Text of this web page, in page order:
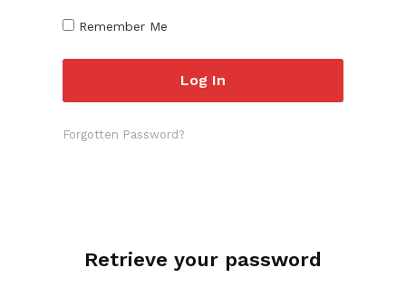
Remember Me
Forgotten Password?
Retrieve your password